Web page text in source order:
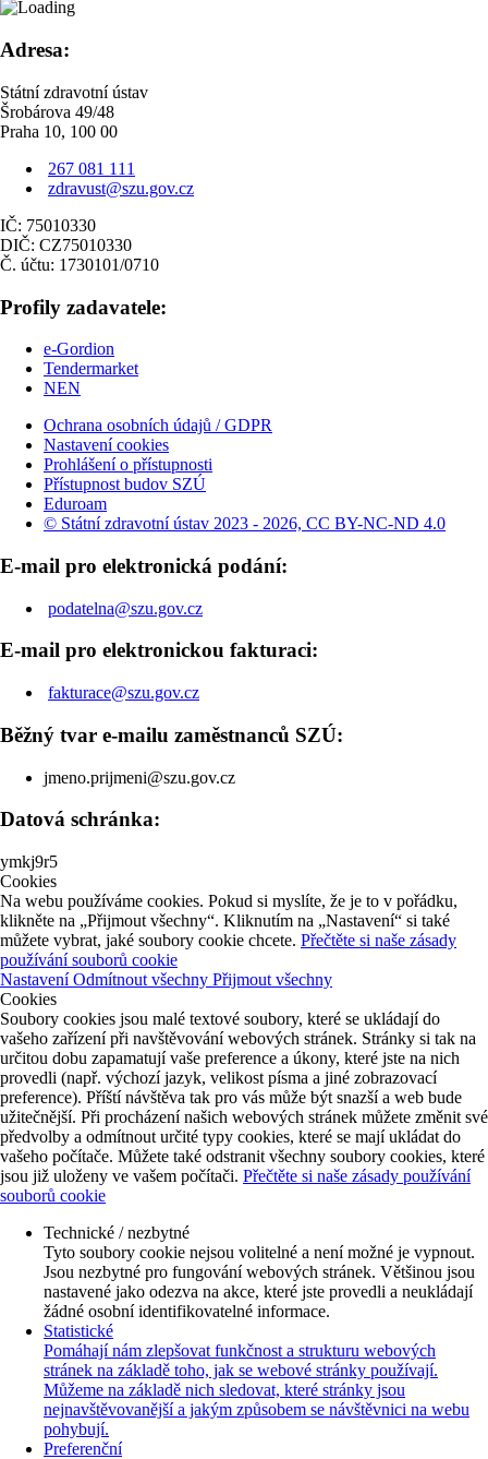
Adresa:
Státní zdravotní ústav
Šrobárova 49/48
Praha 10, 100 00
267 081 111
zdravust@szu.gov.cz
IČ: 75010330
DIČ: CZ75010330
Č. účtu: 1730101/0710
Profily zadavatele:
e-Gordion
Tendermarket
NEN
Ochrana osobních údajů / GDPR
Nastavení cookies
Prohlášení o přístupnosti
Přístupnost budov SZÚ
Eduroam
© Státní zdravotní ústav 2023 - 2026, CC BY-NC-ND 4.0
E-mail pro elektronická podání:
podatelna@szu.gov.cz
E-mail pro elektronickou fakturaci:
fakturace@szu.gov.cz
Běžný tvar e-mailu zaměstnanců SZÚ:
jmeno.prijmeni@szu.gov.cz
Datová schránka:
ymkj9r5
Cookies
Na webu používáme cookies. Pokud si myslíte, že je to v pořádku,
klikněte na „Přijmout všechny“. Kliknutím na „Nastavení“ si také
můžete vybrat, jaké soubory cookie chcete. Přečtěte si naše zásady
používání souborů cookie
NastaveníOdmítnout všechny Přijmout všechny
Cookies
Soubory cookies jsou malé textové soubory, které se ukládají do
vašeho zařízení při navštěvování webových stránek. Stránky si tak na
určitou dobu zapamatují vaše preference a úkony, které jste na nich
provedli (např. výchozí jazyk, velikost písma a jiné zobrazovací
preference). Příští návštěva tak pro vás může být snazší a web bude
užitečnější. Při procházení našich webových stránek můžete změnit své
předvolby a odmítnout určité typy cookies, které se mají ukládat do
vašeho počítače. Můžete také odstranit všechny soubory cookies, které
jsou již uloženy ve vašem počítači. Přečtěte si naše zásady používání
souborů cookie
Technické / nezbytné
Tyto soubory cookie nejsou volitelné a není možné je vypnout.
Jsou nezbytné pro fungování webových stránek. Většinou jsou
nastavené jako odezva na akce, které jste provedli a neukládají
žádné osobní identifikovatelné informace.
Statistické
Pomáhají nám zlepšovat funkčnost a strukturu webových
stránek na základě toho, jak se webové stránky používají.
Můžeme na základě nich sledovat, které stránky jsou
nejnavštěvovanější a jakým způsobem se návštěvnici na webu
pohybují.
Preferenční